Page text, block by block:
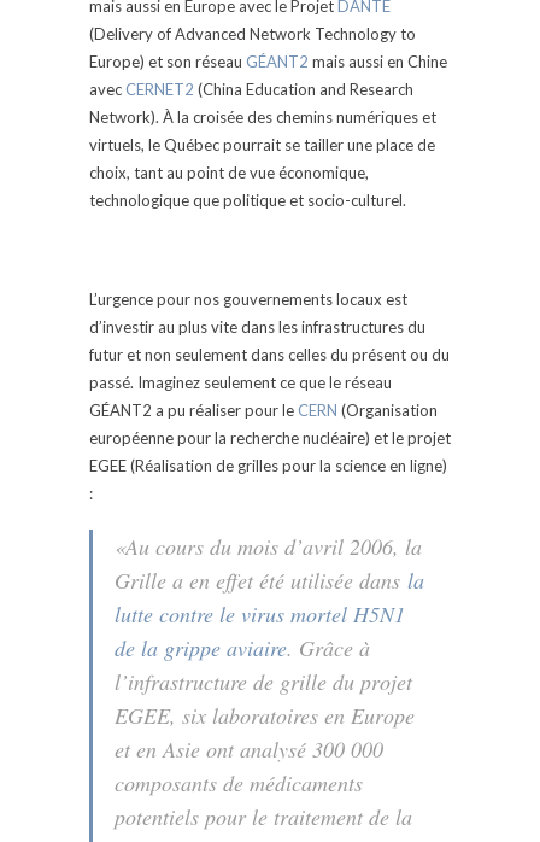
mais aussi en Europe avec le ProjetDANTE
(Delivery of Advanced Network Technology to
Europe) et son réseau GÉANT2 mais aussi en Chine
avec CERNET2 (China Education and Research
Network). À la croisée des chemins numériques et
virtuels, le Québec pourrait se tailler une place de
choix, tant au point de vue économique,
technologique que politique et socio-culturel.
L’urgence pour nos gouvernements locaux est
d’investir au plus vite dans les infrastructures du
futur et non seulement dans celles du présent ou du
passé. Imaginez seulement ce que le réseau
GÉANT2 a pu réaliser pour le CERN (Organisation
européenne pour la recherche nucléaire) et le projet
EGEE (Réalisation de grilles pour la science en ligne)
:
«Au cours du mois d’avril 2006, la
Grille a en effet été utilisée dans la
lutte contre le virus mortel H5N1
de la grippe aviaire. Grâce à
l’infrastructure de grille du projet
EGEE, six laboratoires en Europe
et en Asie ont analysé 300 000
composants de médicaments
potentiels pour le traitement de la